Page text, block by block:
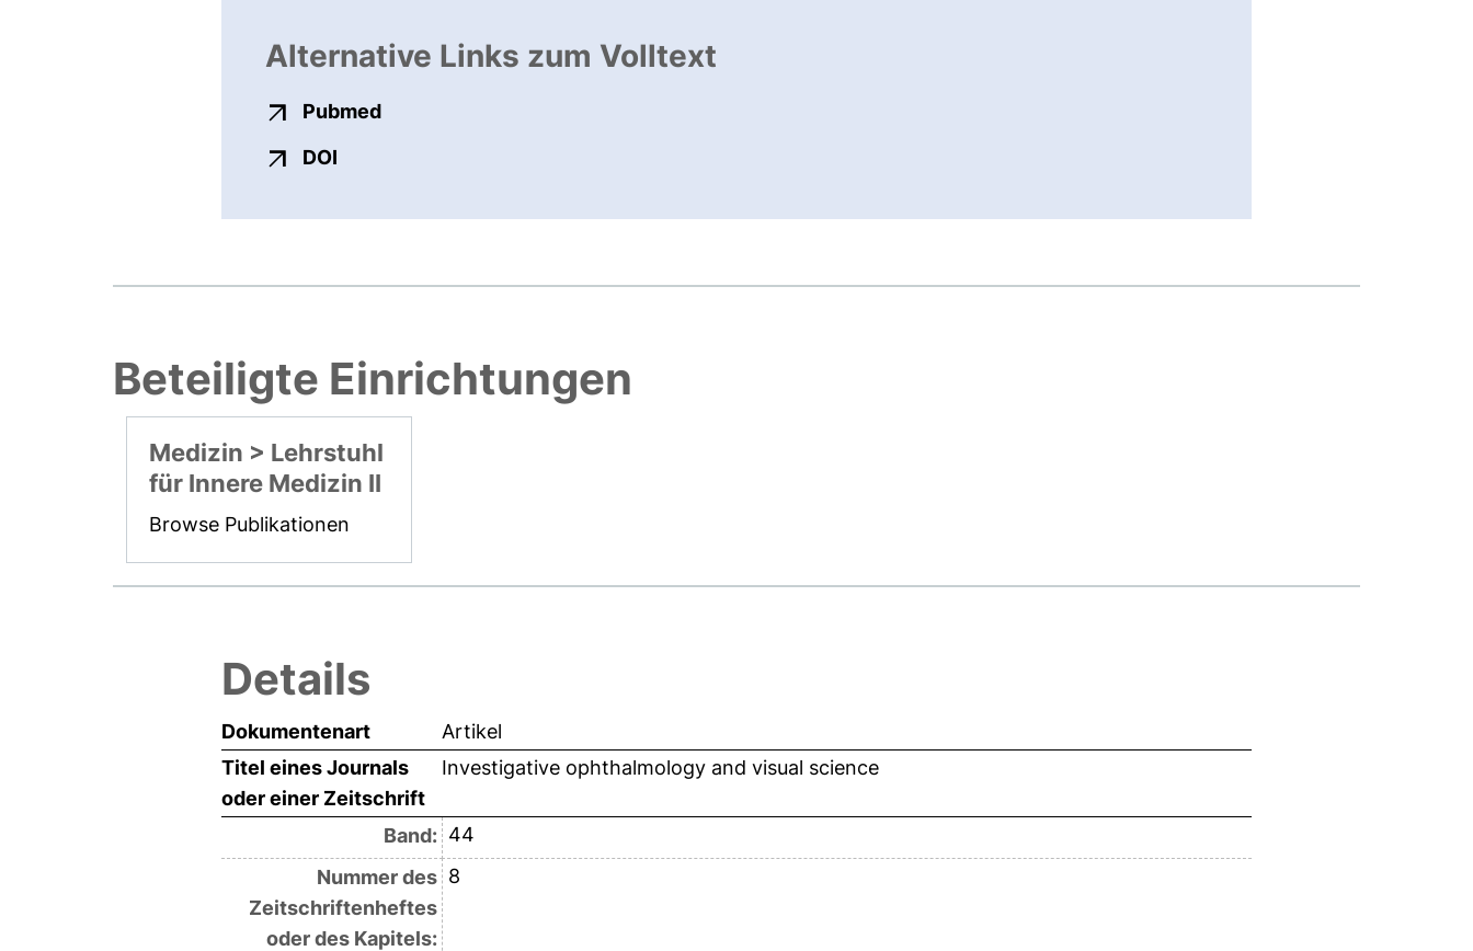
Alternative Links zum Volltext
Pubmedexterner Link, öffnet neues Fenster
DOI
Beteiligte Einrichtungen
Medizin > Lehrstuhl
für Innere Medizin II
Browse Publikationen
Details
Dokumentenart
Artikel
Titel eines Journals
oder einer Zeitschrift
Investigative ophthalmology and visual science
Band: 44
Nummer des
Zeitschriftenheftes
oder des Kapitels:
8